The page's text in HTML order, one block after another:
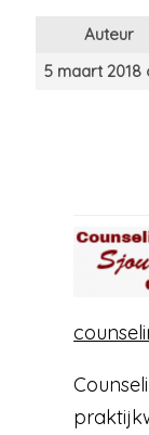
Auteur
5 maart 2018